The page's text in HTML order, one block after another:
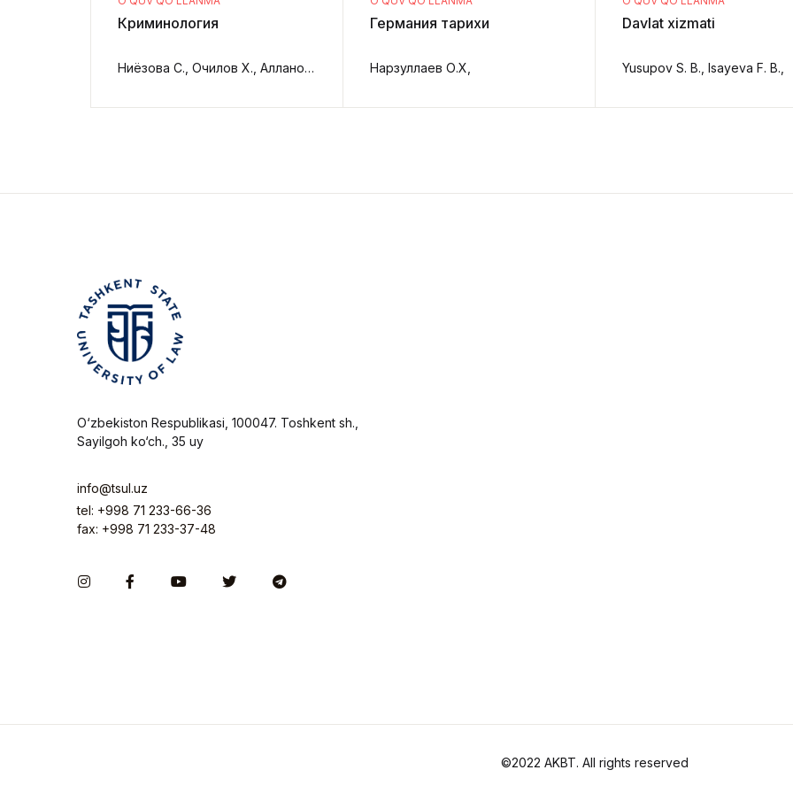
Криминология
Ниёзова С., Очилов Х., Алланова А.,
Германия тарихи
Нарзуллаев О.Х,
Davlat xizmati
Yusupov S. B., Isayeva F. B.,
O‘zbekiston Respublikasi, 100047. Toshkent sh.,
Sayilgoh ko‘ch., 35 uy
info@tsul.uz
tel: +998 71 233-66-36
fax: +998 71 233-37-48
©2022 AKBT. All rights reserved